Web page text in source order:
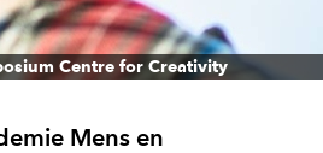
Centre for Creativity
Mens en